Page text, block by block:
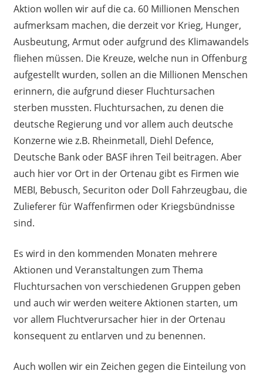
Aktion wollen wir auf die ca. 60 Millionen Menschen
aufmerksam machen, die derzeit vor Krieg, Hunger,
Ausbeutung, Armut oder aufgrund des Klimawandels
fliehen müssen. Die Kreuze, welche nun in Offenburg
aufgestellt wurden, sollen an die Millionen Menschen
erinnern, die aufgrund dieser Fluchtursachen
sterben mussten. Fluchtursachen, zu denen die
deutsche Regierung und vor allem auch deutsche
Konzerne wie z.B. Rheinmetall, Diehl Defence,
Deutsche Bank oder BASF ihren Teil beitragen. Aber
auch hier vor Ort in der Ortenau gibt es Firmen wie
MEBI, Bebusch, Securiton oder Doll Fahrzeugbau, die
Zulieferer für Waffenfirmen oder Kriegsbündnisse
sind.
Es wird in den kommenden Monaten mehrere
Aktionen und Veranstaltungen zum Thema
Fluchtursachen von verschiedenen Gruppen geben
und auch wir werden weitere Aktionen starten, um
vor allem Fluchtverursacher hier in der Ortenau
konsequent zu entlarven und zu benennen.
Auch wollen wir ein Zeichen gegen die Einteilung von